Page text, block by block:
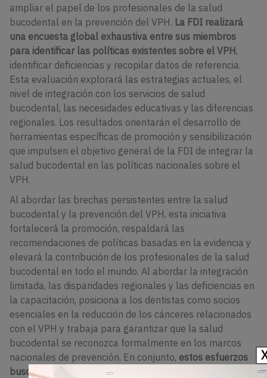
ampliar el papel de los profesionales de la salud
bucodental en la prevención del VPH. La FDI realizará
una encuesta global exhaustiva entre sus miembros
para identificar las políticas existentes sobre el VPH,
identificar deficiencias y recopilar datos de referencia.
Esta evaluación explorará las estrategias actuales, el
nivel de integración con los servicios de salud
bucodental, las necesidades educativas y las diferencias
regionales. Los resultados orientarán el desarrollo de
herramientas específicas de promoción y sensibilización
que impulsen el objetivo general de la FDI de integrar la
salud bucodental en las políticas nacionales sobre el
VPH.
Al abordar las brechas persistentes entre la salud
bucodental y la prevención del VPH, esta iniciativa
fortalecerá la promoción, respaldará las
recomendaciones de políticas basadas en la evidencia y
elevará la contribución de los profesionales de la salud
bucodental en todo el mundo. Al abordar la integración
limitada, las disparidades regionales y las deficiencias en
la capacitación, posiciona a los dentistas como socios
esenciales en la reducción de los cánceres relacionados
con el VPH y trabaja para garantizar que la salud
bucodental se reconozca formalmente en los marcos
nacionales de prevención. En conjunto, estos esfuerzos
buscan reducir los cánceres relacionados con el VPH